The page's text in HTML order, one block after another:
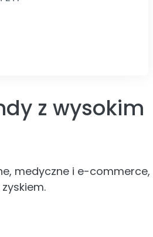
z wysokim
medyczne i e-commerce,